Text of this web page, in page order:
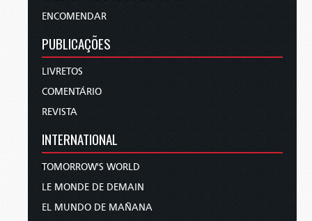
ENCOMENDAR
PUBLICAÇÕES
LIVRETOS
COMENTÁRIO
REVISTA
INTERNATIONAL
TOMORROW'S WORLD
LE MONDE DE DEMAIN
EL MUNDO DE MAÑANA